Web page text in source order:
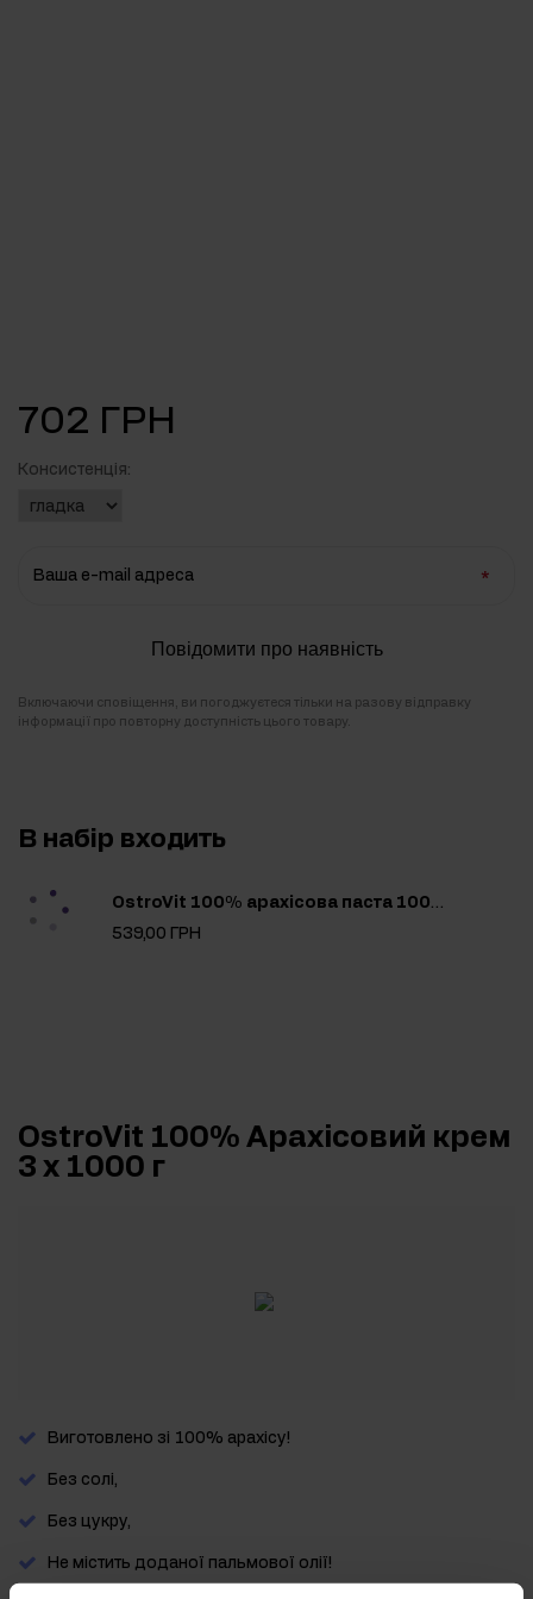
702 ГРН
Консистенція:
Ваша e-mail адреса
Повідомити про наявність
Включаючи сповіщення, ви погоджуєтеся тільки на разову відправку
інформації про повторну доступність цього товару.
В набір входить
539,00 ГРН
OstroVit 100% Арахісовий крем
3 х 1000 г
Виготовлено зі 100% арахісу!
Без солі,
Без цукру,
Не містить доданої пальмової олії!